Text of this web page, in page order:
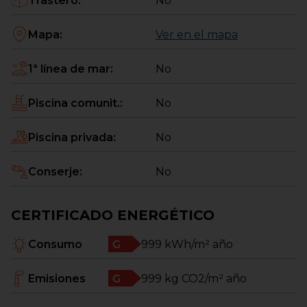
WhatsApp en el *Consulta nuestra web para leer el
**La obtención de la financiación está sujeta a las
cuenta el perfil y solvencia del cliente.
Mapa: Ver en el mapa
1ª línea de mar: No
Piscina comunit.: No
Piscina privada: No
Conserje: No
CERTIFICADO ENERGÉTICO
Consumo 999 kWh/m² año
Emisiones 999 kg CO2/m² año